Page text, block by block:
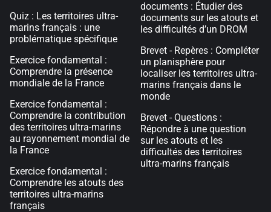
Quiz : Les territoires ultra-
marins français : une
problématique spécifique
Exercice fondamental :
Comprendre la présence
mondiale de la France
Exercice fondamental :
Comprendre la contribution
des territoires ultra-marins
au rayonnement mondial de
la France
Exercice fondamental :
Comprendre les atouts des
territoires ultra-marins
français
documents : Étudier des
documents sur les atouts et
les difficultés d’un DROM
Brevet - Repères : Compléter
un planisphère pour
localiser les territoires ultra-
marins français dans le
monde
Brevet - Questions :
Répondre à une question
sur les atouts et les
difficultés des territoires
ultra-marins français